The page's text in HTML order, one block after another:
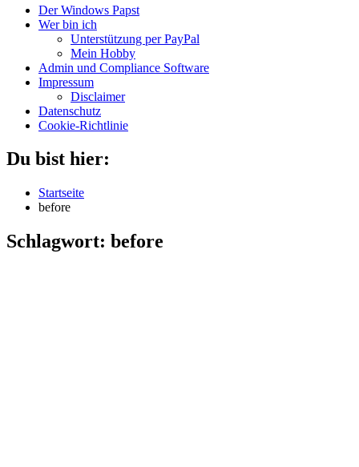
Der Windows Papst
Wer bin ich
Unterstützung per PayPal
Mein Hobby
Admin und Compliance Software
Impressum
Disclaimer
Datenschutz
Cookie-Richtlinie
Du bist hier:
Startseite
before
Schlagwort: before